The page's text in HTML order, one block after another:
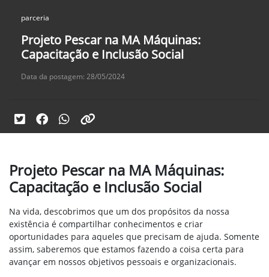
parceria
Projeto Pescar na MA Máquinas:
Capacitação e Inclusão Social
Data da postagem: 28/05/2024
Projeto Pescar na MA Máquinas:
Capacitação e Inclusão Social
Na vida, descobrimos que um dos propósitos da nossa
existência é compartilhar conhecimentos e criar
oportunidades para aqueles que precisam de ajuda. Somente
assim, saberemos que estamos fazendo a coisa certa para
avançar em nossos objetivos pessoais e organizacionais.